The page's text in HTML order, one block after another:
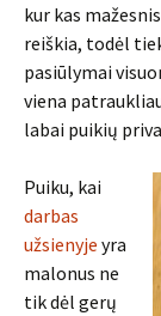
kur kas
reiškia, todėl
pasiūlymai
viena
labai puikių
Puiku, kai
darbas
užsienyje yra
malonus ne
tik dėl gerų